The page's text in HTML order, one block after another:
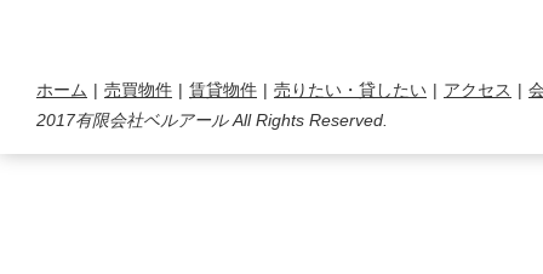
ホーム | 売買物件 | 賃貸物件 | 売りたい・貸したい | アクセス |
2017有限会社ベルアール All Rights Reserved.